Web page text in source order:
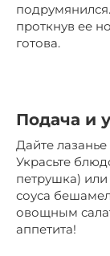
проткнув ее
готова.
Подача и
Дайте
Украсьте
петрушка)
соуса
овощным
аппетита!